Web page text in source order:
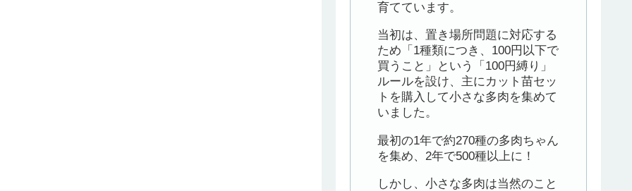
育てています。
当初は、置き場所問題に対応する
ため「1種類につき、100円以下で
買うこと」という「100円縛り」
ルールを設け、主にカット苗セッ
トを購入して小さな多肉を集めて
いました。
最初の1年で約270種の多肉ちゃん
を集め、2年で500種以上に！
しかし、小さな多肉は当然のこと